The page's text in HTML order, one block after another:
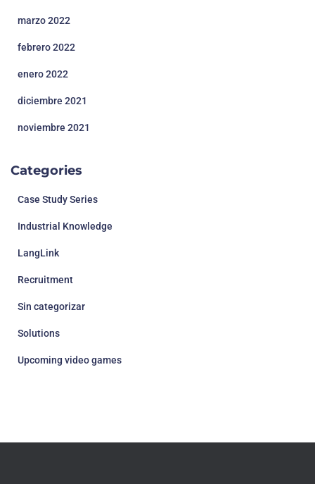
marzo 2022
febrero 2022
enero 2022
diciembre 2021
noviembre 2021
Categories
Case Study Series
Industrial Knowledge
LangLink
Recruitment
Sin categorizar
Solutions
Upcoming video games